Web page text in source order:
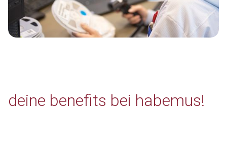
deine benefits bei habemus!